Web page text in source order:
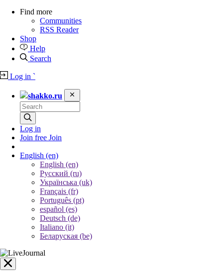
Find more
Communities
RSS Reader
Shop
Help
Search
Log in `
shakko.ru
Log in
Join free Join
English (en)
English (en)
Русский (ru)
Українська (uk)
Français (fr)
Português (pt)
español (es)
Deutsch (de)
Italiano (it)
Беларуская (be)